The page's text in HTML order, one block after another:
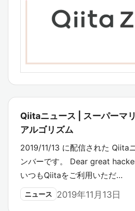
Qiitaニュース | スーパーマ
アルゴリズム
2019/11/13 に配信された Qiita
ンバーです。 Dear great
いつもQiitaをご利用いただ…
ニュース 2019年11月13日